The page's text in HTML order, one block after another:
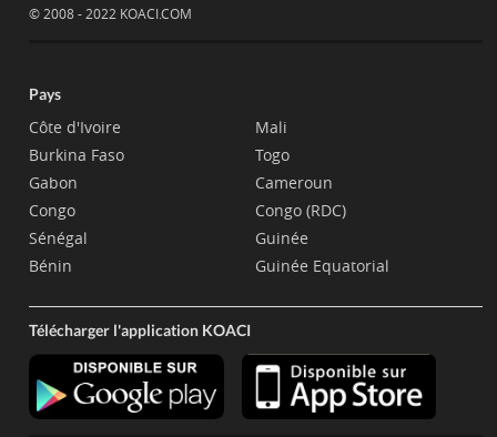
© 2008 - 2022 KOACI.COM
Pays
Côte d'Ivoire
Burkina Faso
Gabon
Congo
Sénégal
Bénin
Mali
Togo
Cameroun
Congo (RDC)
Guinée
Guinée Equatorial
Télécharger l'application KOACI